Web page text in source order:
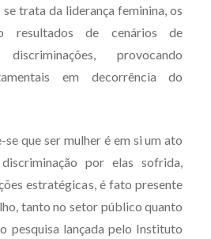
trata da liderança feminina, os
resultados de cenários de
provocando
em decorrência do
se que ser mulher é em si um ato
por elas sofrida,
estratégicas, é fato presente
tanto no setor público quanto
pesquisa lançada pelo Instituto